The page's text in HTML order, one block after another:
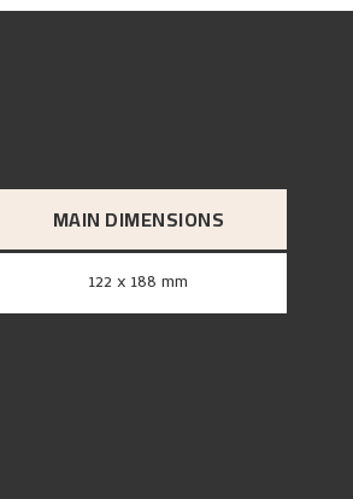
MAIN DIMENSIONS
122 x 188 mm